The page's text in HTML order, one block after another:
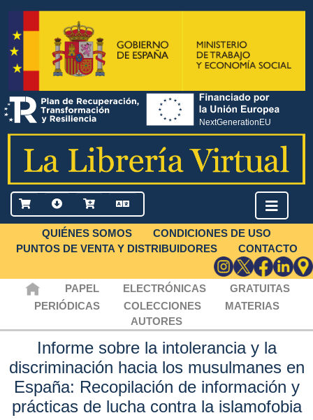
QUIÉNES SOMOS
CONDICIONES DE USO
PUNTOS DE VENTA Y DISTRIBUIDORES
CONTACTO
PAPEL ELECTRÓNICAS
GRATUITAS
PERIÓDICAS
COLECCIONES
MATERIAS
AUTORES
Informe sobre la intolerancia y la
discriminación hacia los musulmanes en
España: Recopilación de información y
prácticas de lucha contra la islamofobia